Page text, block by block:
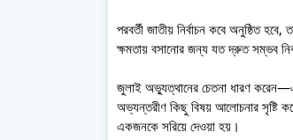
পরবর্তী জাতীয় নির্বাচন কবে অনুষ্ঠিত
ক্ষমতায় বসানোর জন্য যত দ্রুত সম্ভব
জুলাই অভ্যুত্থানের চেতনা ধারণ
অভ্যন্তরীণ কিছু বিষয় আলোচনার সৃষ্টি
একজনকে সরিয়ে দেওয়া হয়।